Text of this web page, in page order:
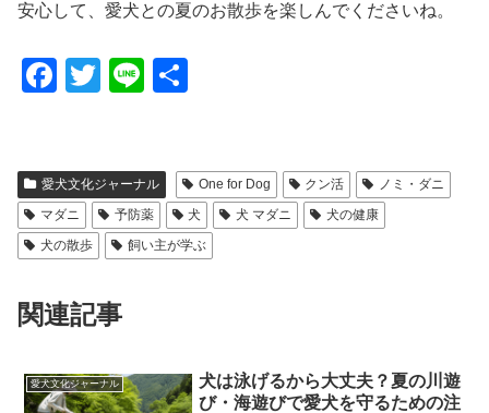
安心して、愛犬との夏のお散歩を楽しんでくださいね。
F
e
b
o
k
T
er
Li
愛犬文化ジャーナル One for Dog クン活
ノミ・ダニ
マダニ
予防薬 犬 犬 マダニ
犬の健康
犬の散歩
飼い主が学ぶ
関連記事
愛犬文化ジャーナル
犬は泳げるから大丈夫？夏の川遊
び・海遊びで愛犬を守るための注